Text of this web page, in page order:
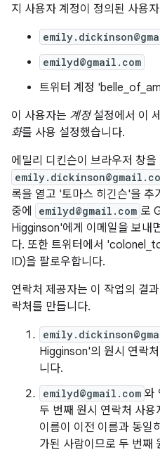
지 사용자 계정이 정의된 사용
emilyd@gmail.com
트위터 계정
이 사용자는 계정설정에서 이
화를 사용 설정했습니다.
에밀리 디킨슨이 브라우저 창을
록을 열고 '토마스 히긴슨'을 추
중에
emilyd@gmail.com 로
Higginson'에게 이메일을 보내
다. 또한 트위터에서
ID)을 팔로우합니다.
연락처 제공자는 이 작업의 결
락처를 만듭니다.
Higginson'의 원시 연락
니다.
emilyd@gmail.com 와
두 번째 원시 연락처 사
이름이 이전 이름과 동일
가된 사람이므로 두 번째